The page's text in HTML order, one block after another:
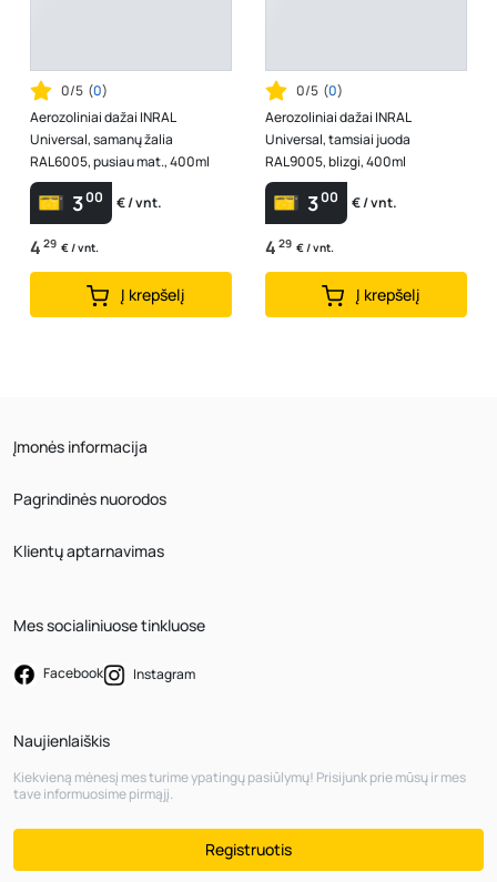
0/5 (0)
Aerozoliniai dažai INRAL
Universal, samanų žalia
RAL6005, pusiau mat., 400ml
300 € / vnt.
4 29 € / vnt.
Į krepšelį
0/5 (0)
Aerozoliniai dažai INRAL
Universal, tamsiai juoda
RAL9005, blizgi, 400ml
300 € / vnt.
4 29 € / vnt.
Į krepšelį
Įmonės informacija
Pagrindinės nuorodos
Klientų aptarnavimas
Mes socialiniuose tinkluose
Facebook Instagram
Naujienlaiškis
Kiekvieną mėnesį mes turime ypatingų pasiūlymų! Prisijunk prie mūsų ir mes
tave informuosime pirmąjį.
Registruotis